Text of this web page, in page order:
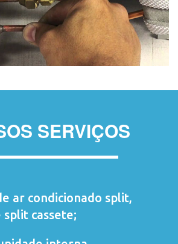
SERVIÇOS
ar condicionado split,
split cassete;